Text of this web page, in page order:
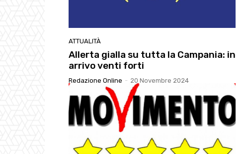
ATTUALITÀ
Allerta gialla su tutta la Campania: in
arrivo venti forti
Redazione Online - 20 Novembre 2024